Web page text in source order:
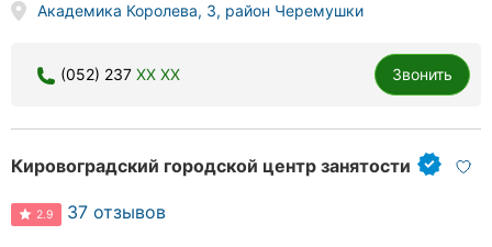
Академика Королева, 3, район Черемушки
(052) 237 XX XX Звонить
Кировоградский городской центр занятости
2.9 37 отзывов